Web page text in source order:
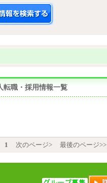
転職・採用情報一覧
1 次のページ> 最後のページ>>